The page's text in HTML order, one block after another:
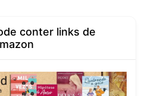
conter links de